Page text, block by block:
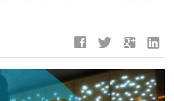
facebook twitter google linkedin